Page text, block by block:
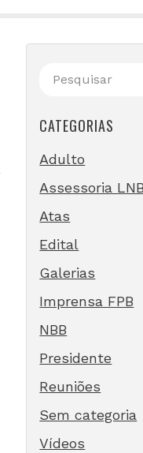
CATEGORIAS
Adulto
Assessoria LNB
Atas
Edital
Galerias
Imprensa FPB
NBB
Presidente
Reuniões
Sem categoria
Vídeos